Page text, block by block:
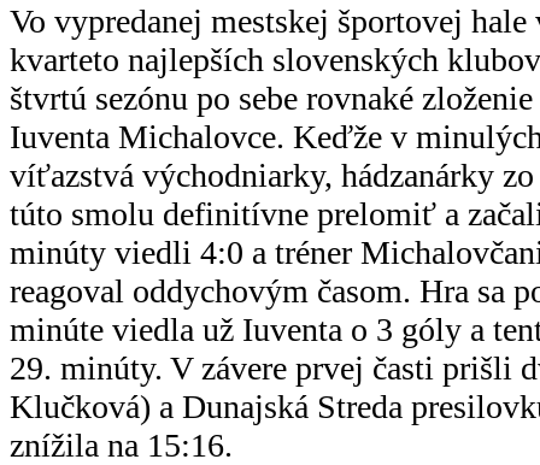
Vo vypredanej mestskej športovej hale
kvarteto najlepších slovenských
štvrtú sezónu po sebe rovnaké
Iuventa Michalovce. Keďže v
víťazstvá východniarky, hádzanárky
túto smolu definitívne prelomiť a
minúty viedli 4:0 a tréner
reagoval oddychovým časom. Hra sa
minúte viedla už Iuventa o 3 góly a
29. minúty. V závere prvej časti prišli
Klučková) a Dunajská Streda
znížila na 15:16.